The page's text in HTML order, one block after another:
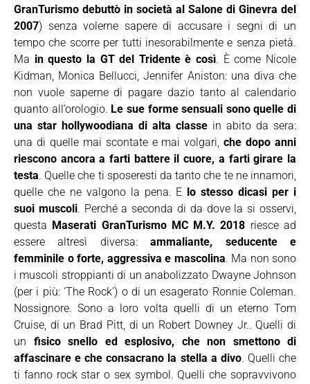
GranTurismo debuttò in società al Salone di Ginevra del
2007) senza volerne sapere di accusare i segni di un
tempo che scorre per tutti inesorabilmente e senza pietà.
Ma in questo la GT del Tridente è così. È come Nicole
Kidman, Monica Bellucci, Jennifer Aniston: una diva che
non vuole saperne di pagare dazio tanto al calendario
quanto all’orologio. Le sue forme sensuali sono quelle di
una star hollywoodiana di alta classe in abito da sera:
una di quelle mai scontate e mai volgari,che dopo anni
riescono ancora a farti battere il cuore, a farti girare la
testa. Quelle che ti sposeresti da tanto che te ne innamori,
quelle che ne valgono la pena. E lo stesso dicasi per i
suoi muscoli. Perché a seconda di da dove la si osservi,
questa Maserati GranTurismo MC M.Y. 2018 riesce ad
essere altresì diversa:ammaliante, seducente e
femminile o forte, aggressiva e mascolina. Ma non sono
i muscoli stroppianti di un anabolizzato Dwayne Johnson
(per i più: ‘The Rock’) o di un esagerato Ronnie Coleman.
Nossignore. Sono a loro volta quelli di un eterno Tom
Cruise, di un Brad Pitt, di un Robert Downey Jr.. Quelli di
un fisico snello ed esplosivo, che non smettono di
affascinare e che consacrano la stella a divo. Quelli che
ti fanno rock star o sex symbol. Quelli che sopravvivono